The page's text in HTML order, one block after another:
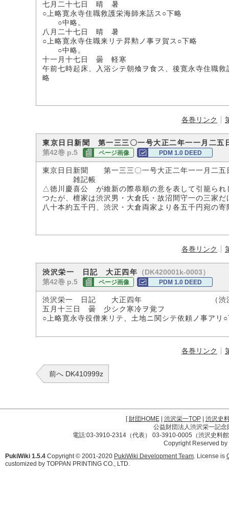
七月二十七日 晴 暑
○上略寛永寺住職救護栄海師来話ス○下略
○中略。
八月二十七日 晴 暑
○上略寛永寺住職来リテ昇勲ノ事ヲ賀ス○下略
○中略。
十一月十七日 曇 軽寒
午前七時起床、入浴シテ朝飧ヲ食ス、後寛永寺住職
略
各巻リンク
東京日日新聞 第一三三〇一号大正二年一一月二
第42巻 p.5 ページ画像 PDM 1.0 DEED
東京日日新聞 第一三三〇一号大正二年一一月二五
雑記帳
△徳川慶喜公 が維新の際恭順の意を表して引籠られ
つたが、檀家は渋沢男・大倉氏・故沼間守一の三家
八十本約五千円、渋沢・大倉両家より各五千円宛の
各巻リンク
渋沢栄一 日記 大正四年 （DK420001k-0003）
第42巻 p.5
ページ画像 PDM 1.0 DEED
渋沢栄一 日記 大正四年 （渋沢子
五月十三日 曇 少シク寒冷ヲ覚フ
○上略寛永寺役僧来リテ、土地ニ関シテ依頼ノ事アリ
各巻リンク
前へ DK410999z
[財団HOME| 渋沢栄一TOP| 渋沢史
公益財団法人渋沢栄一記
電話:03-3910-2314（代表） 03-3910-0005（渋沢史料
Copyright Reserved
PukiWiki 1.5.4 Copyright © 2001-2020 PukiWiki Development Team. License is
customized by TOPPAN PRINTING CO., LTD.